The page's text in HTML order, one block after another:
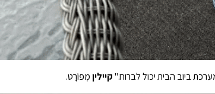
ביוב הבית יכול לברוח."קייליןמְפוֹרָט.